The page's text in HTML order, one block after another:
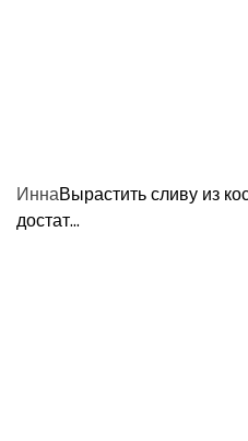
ИннаВырастить сливу из
достат...